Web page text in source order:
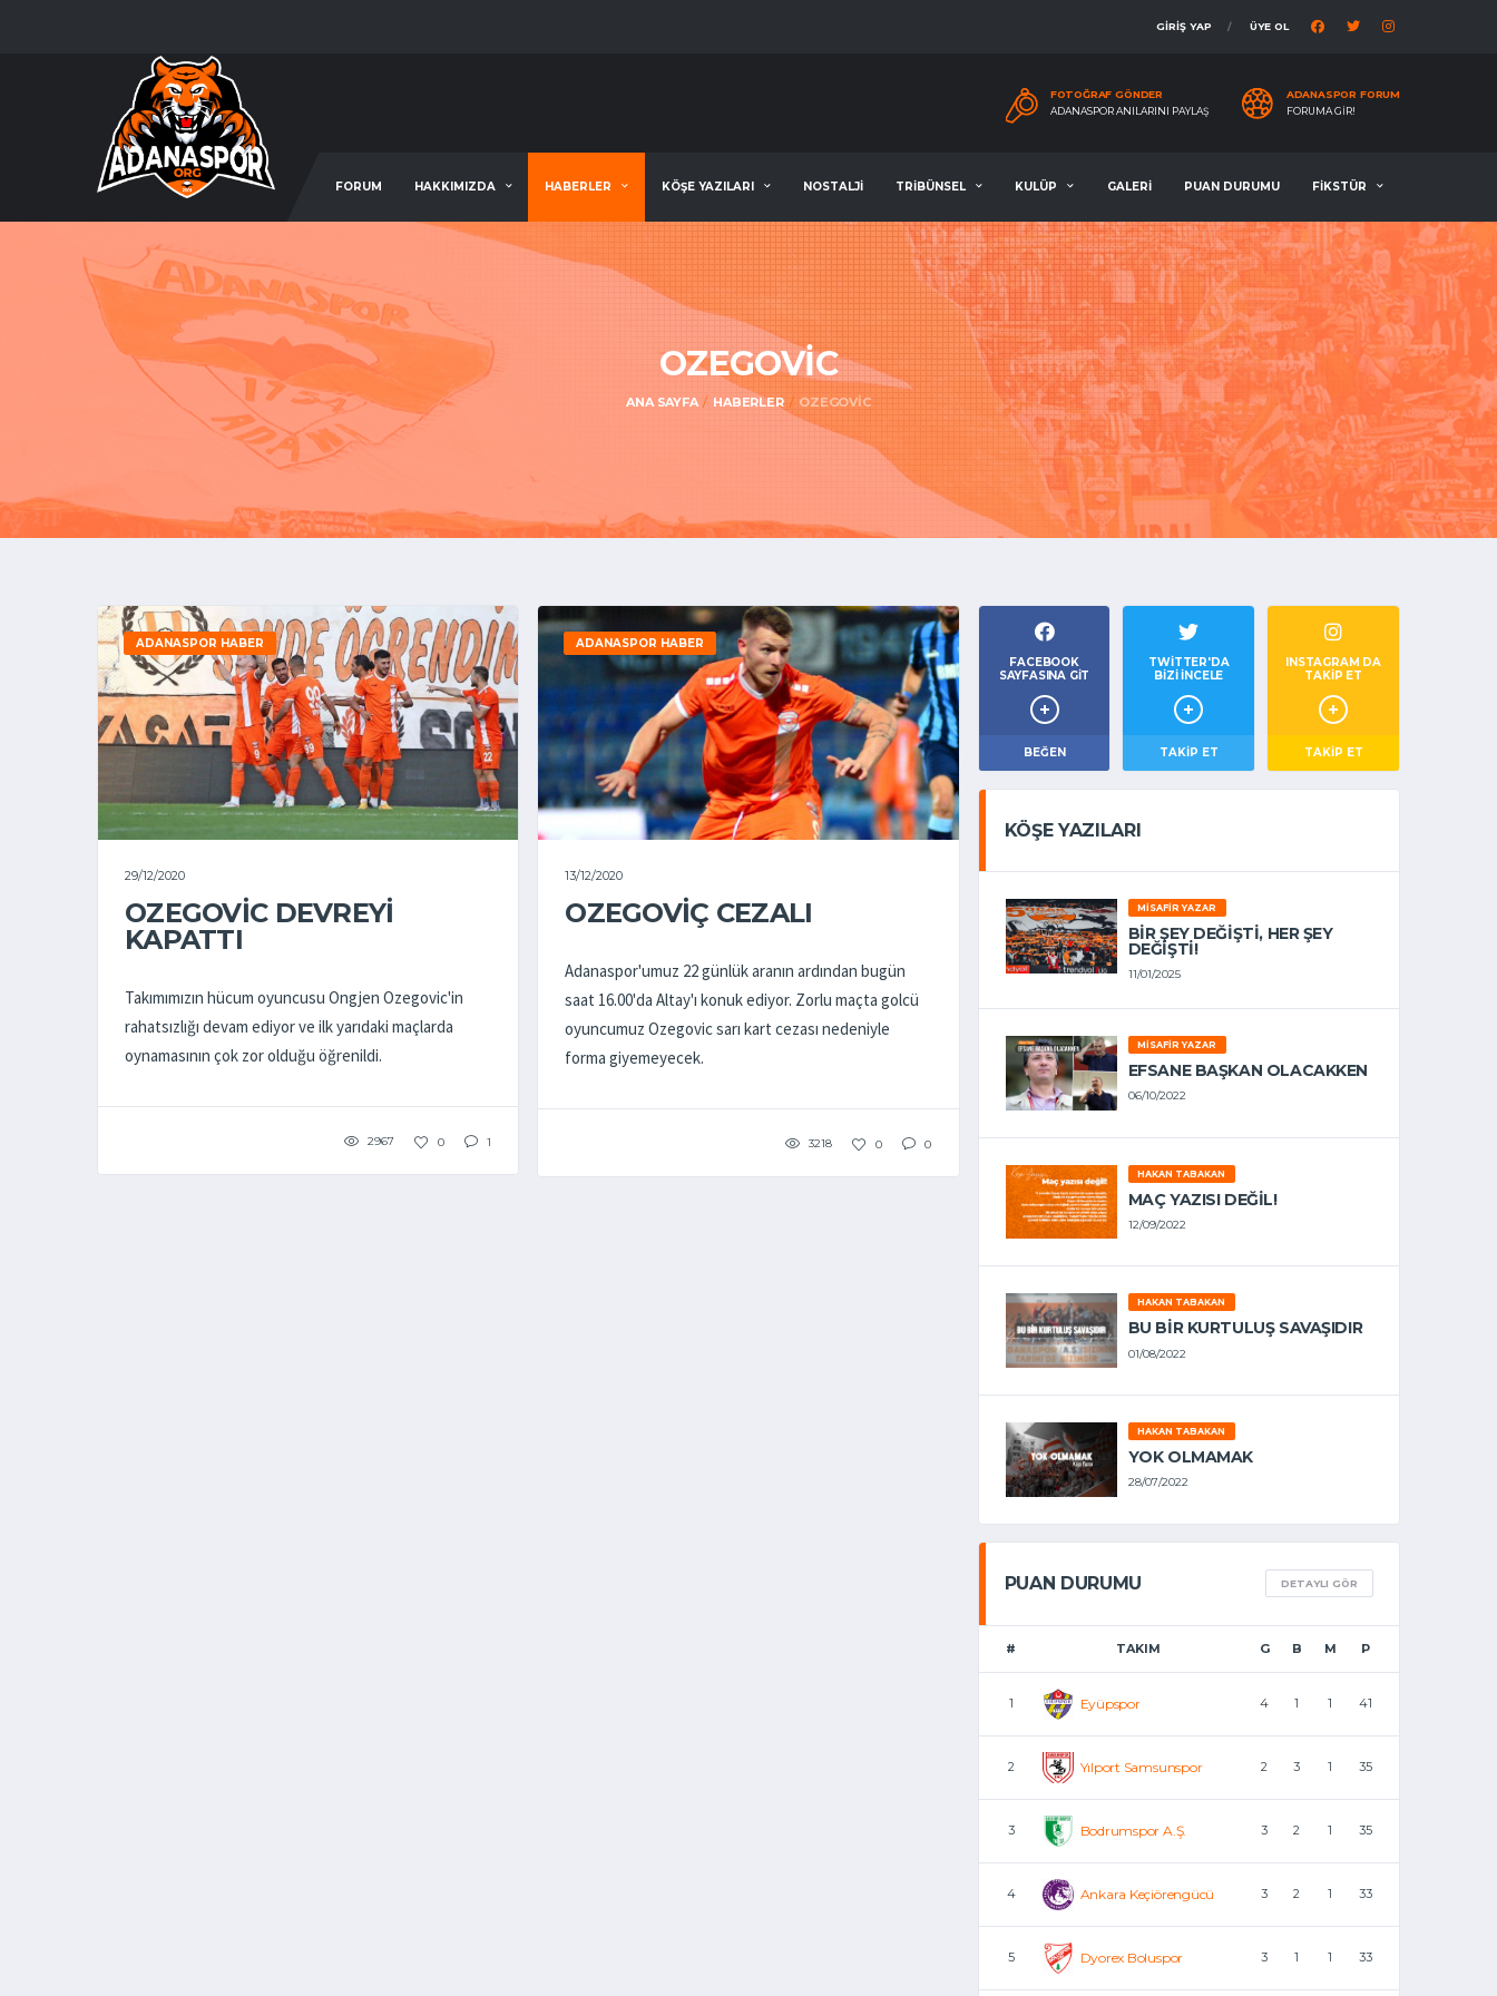
GİRİŞ YAP ÜYE OL
FOTOĞRAF GÖNDER
ADANASPOR ANILARINI PAYLAŞ
ADANASPOR FORUM
FORUMA GIR!
FORUM HAKKIMIZDA HABERLER KÖŞE YAZILARI NOSTALJİ TRİBÜNSEL KULÜP GALERİ PUAN DURUMU FİKSTÜR
OZEGOVIC
ANA SAYFA HABERLER OZEGOVIC
ADANASPOR HABER
29/12/2020
OZEGOVIC DEVREYI
KAPATTI
Takımımızın hücum oyuncusu Ongjen Ozegovic'in
rahatsızlığı devam ediyor ve ilk yarıdaki maçlarda
oynamasının çok zor olduğu öğrenildi.
2967 0 1
ADANASPOR HABER
13/12/2020
OZEGOVIÇ CEZALI
Adanaspor'umuz 22 günlük aranın ardından bugün
saat 16.00'da Altay'ı konuk ediyor. Zorlu maçta golcü
oyuncumuz Ozegovic sarı kart cezası nedeniyle
forma giyemeyecek.
3218 0 0
FACEBOOK
SAYFASINA GIT
BEĞEN
TWITTER'DA
BIZI İNCELE
TAKIP ET
INSTAGRAM DA
TAKİP ET
TAKİP ET
KÖŞE YAZILARI
MISAFIR YAZAR
BIR ŞEY DEĞIŞTI, HER ŞEY
DEĞIŞTI!
11/01/2025
MISAFIR YAZAR
EFSANE BAŞKAN OLACAKKEN
06/10/2022
HAKAN TABAKAN
MAÇ YAZISI DEĞİL!
12/09/2022
HAKAN TABAKAN
BU BİR KURTULUŞ SAVAŞIDIR
01/08/2022
HAKAN TABAKAN
YOK OLMAMAK
28/07/2022
PUAN DURUMU DETAYLI GÖR
# TAKIM G B M P
1 Eyüpspor 4 1 1 41
2 Yılport Samsunspor 2 3 1 35
3 Bodrumspor A.Ş. 3 2 1 35
4 Ankara Keçiörengücü 3 2 1 33
5 Dyorex Boluspor 3 1 1 33